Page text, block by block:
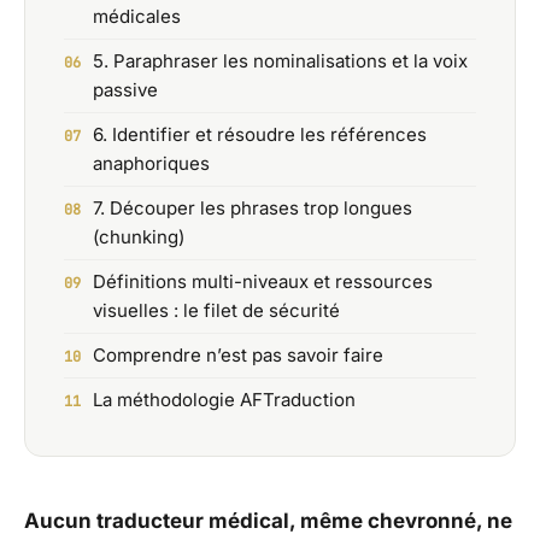
médicales
5. Paraphraser les nominalisations et la voix
passive
6. Identifier et résoudre les références
anaphoriques
7. Découper les phrases trop longues
(chunking)
Définitions multi-niveaux et ressources
visuelles : le filet de sécurité
Comprendre n’est pas savoir faire
La méthodologie AFTraduction
Aucun traducteur médical, même chevronné, ne